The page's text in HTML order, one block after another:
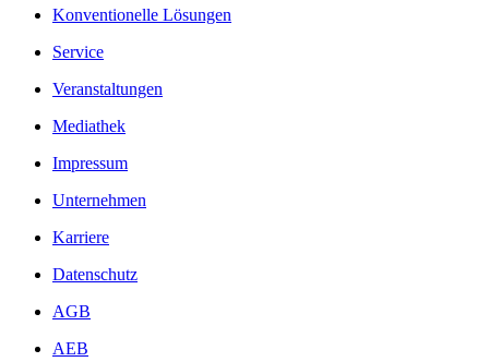
Konventionelle Lösungen
Service
Veranstaltungen
Mediathek
Impressum
Unternehmen
Karriere
Datenschutz
AGB
AEB